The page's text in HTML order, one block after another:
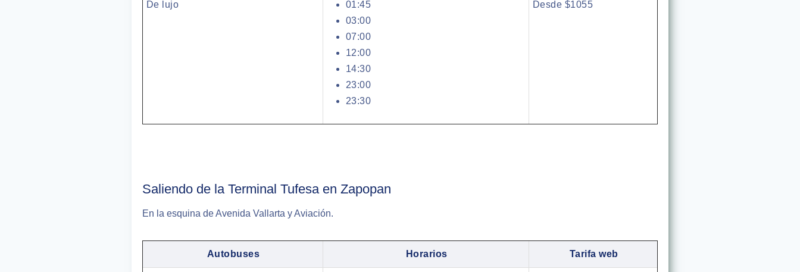
De lujo
01:45
03:00
07:00
12:00
14:30
23:00
23:30
Desde $1055
Saliendo de la Terminal Tufesa en Zapopan
En la esquina de Avenida Vallarta y Aviación.
Autobuses Horarios Tarifa web